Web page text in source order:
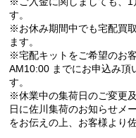
す。
※お休み期間中でも宅配買
ます。
※宅配キットをご希望のお
AM10:00 までにお申込み頂
す。
※休業中の集荷日のご変更
日に佐川集荷のお知らせメ
をお伝えの上、お客様より